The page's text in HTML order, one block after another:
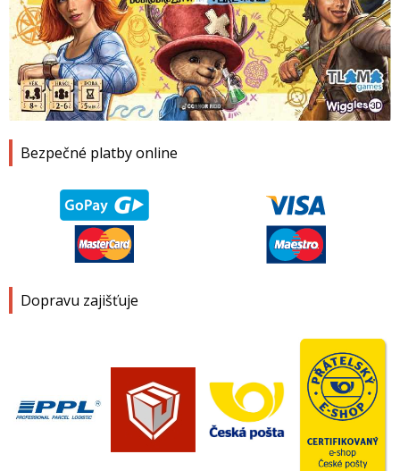
Bezpečné platby online
Dopravu zajišťuje